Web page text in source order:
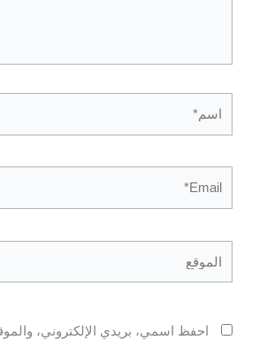
احفظ اسمي، بريدي الإلكتروني،